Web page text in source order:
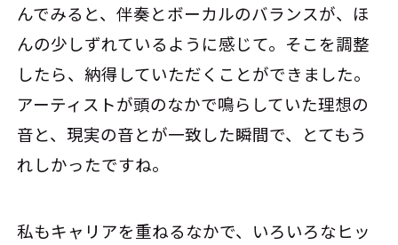
んでみると、伴奏とボーカルのバランスが、ほ
んの少しずれているように感じて。そこを調整
したら、納得していただくことができました。
アーティストが頭のなかで鳴らしていた理想の
音と、現実の音とが一致した瞬間で、とてもう
れしかったですね。
私もキャリアを重ねるなかで、いろいろなヒッ